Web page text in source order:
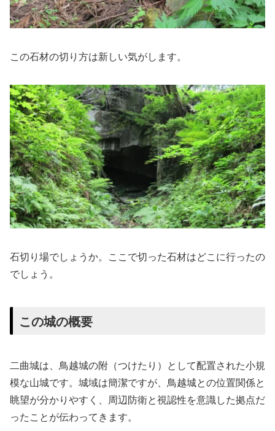
この石材の切り方は新しい気がします。
石切り場でしょうか。ここで切った石材はどこに行ったの
でしょう。
この城の概要
二曲城は、鳥越城の附（つけたり）として配置された小規
模な山城です。城域は簡潔ですが、鳥越城との位置関係と
眺望が分かりやすく、周辺防衛と視認性を意識した拠点だ
ったことが伝わってきます。